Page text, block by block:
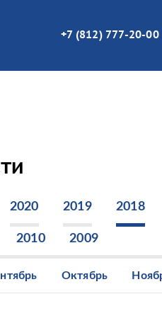
ПОИСК+7 (812) 777-20-00
2020 2019 2018
2010 2009
Октябрь